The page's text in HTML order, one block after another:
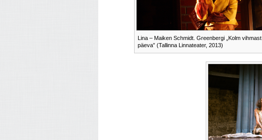
Lina – Maiken Schmidt. Greenbergi „Kolm vihmast
päeva” (Tallinna Linnateater, 2013)